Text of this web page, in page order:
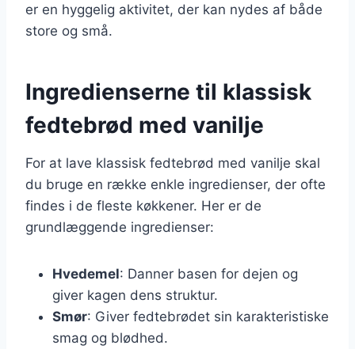
er en hyggelig aktivitet, der kan nydes af både
store og små.
Ingredienserne til klassisk
fedtebrød med vanilje
For at lave klassisk fedtebrød med vanilje skal
du bruge en række enkle ingredienser, der ofte
findes i de fleste køkkener. Her er de
grundlæggende ingredienser:
Hvedemel: Danner basen for dejen og
giver kagen dens struktur.
Smør: Giver fedtebrødet sin karakteristiske
smag og blødhed.